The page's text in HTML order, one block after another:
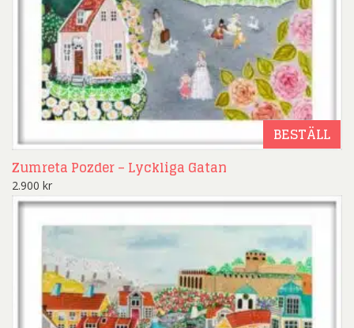
BESTÄLL
Zumreta Pozder – Lyckliga Gatan
2.900 kr